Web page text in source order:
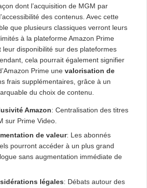
dont l’acquisition de MGM par
des contenus. Avec cette
que plusieurs classiques verront leurs
à la plateforme Amazon Prime
leur disponibilité sur des plateformes
cela pourrait également signifier
Prime une valorisation de
frais supplémentaires, grâce à un
du choix de contenu.
Amazon: Centralisation des titres
sur Prime Video.
de valeur: Les abonnés
pourront accéder à un plus grand
sans augmentation immédiate de
légales: Débats autour des